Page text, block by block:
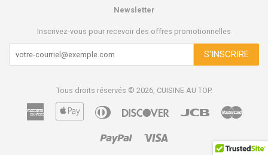
Newsletter
Inscrivez-vous pour recevoir des offres promotionnelles
S'INSCRIRE
Tous droits réservés © 2026, CUISINE AU TOP.
American
Express
Apple
Pay
Diners
Discover Jcb Master
Paypal